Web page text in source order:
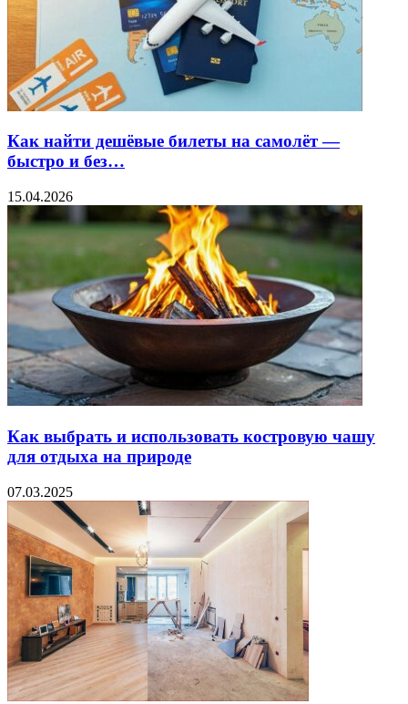
Как найти дешёвые билеты на самолёт —
быстро и без…
15.04.2026
Как выбрать и использовать костровую чашу
для отдыха на природе
07.03.2025